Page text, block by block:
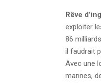
Rêve
exploiter
86
il faudrait
Avec une
marines,